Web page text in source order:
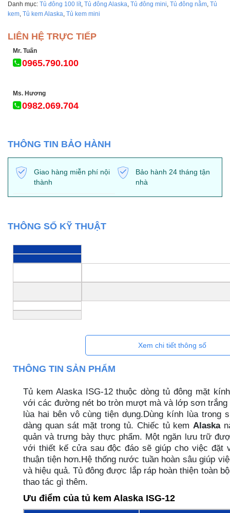
Danh mục: Tủ đông 100 lít, Tủ đông Alaska, Tủ đông mini, Tủ đông nằm, Tủ
kem, Tủ kem Alaska, Tủ kem mini
LIÊN HỆ TRỰC TIẾP
Mr. Tuấn
0965.790.100
Ms. Hương
0982.069.704
THÔNG TIN BẢO HÀNH
Giao hàng miễn phí nội
thành
Bảo hành 24 tháng tận
nhà
THÔNG SỐ KỸ THUẬT
Xem chi tiết thông số
THÔNG TIN SẢN PHẨM
Tủ kem Alaska ISG-12 thuộc dòng tủ đông mặt
với các đường nét bo tròn mượt mà và lớp sơn
lùa hai bên vô cùng tiện dụng.Dùng kính lùa trong
dàng quan sát mặt trong tủ. Chiếc tủ kemAlaska
quản và trưng bày thực phẩm. Một ngăn lưu trữ
với thiết kế cửa sau độc đáo sẽ giúp cho việc đặt
thuận tiện hơn.Hệ thống nước tuần hoàn sâu giúp
và hiệu quả. Tủ đông được lắp ráp hoàn thiện toàn
thao tác gì thêm.
Ưu điểm của tủ kem Alaska ISG-12